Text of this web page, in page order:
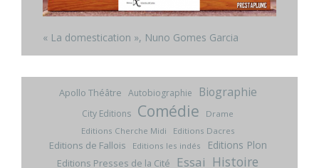
« La domestication », Nuno Gomes Garcia
Apollo Théâtre Autobiographie Biographie
City Editions Comédie
Drame
Editions Cherche Midi
Editions Dacres
Editions de Fallois Editions les indés Editions Plon
Editions Presses de la Cité Essai Histoire